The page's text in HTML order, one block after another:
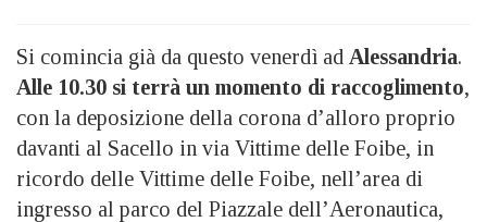
Si comincia già da questo venerdì ad Alessandria.
Alle 10.30 si terrà un momento di raccoglimento,
con la deposizione della corona d’alloro proprio
davanti al Sacello in via Vittime delle Foibe, in
ricordo delle Vittime delle Foibe, nell’area di
ingresso al parco del Piazzale dell’Aeronautica,